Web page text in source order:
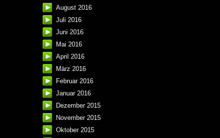
August 2016
Juli 2016
Juni 2016
Mai 2016
April 2016
März 2016
Februar 2016
Januar 2016
Dezember 2015
November 2015
Oktober 2015